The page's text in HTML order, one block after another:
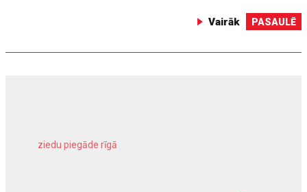
Vairāk PASAULĒ
ziedu piegāde rīgā